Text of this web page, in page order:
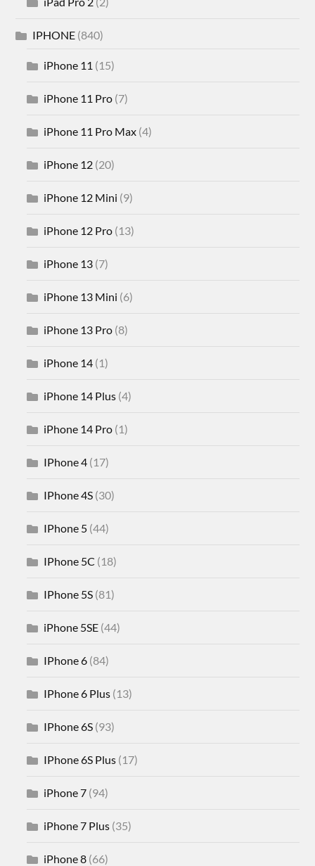
IPHONE (840)
iPhone 11 (15)
iPhone 11 Pro (7)
iPhone 11 Pro Max (4)
iPhone 12 (20)
iPhone 12 Mini (9)
iPhone 12 Pro (13)
iPhone 13 (7)
iPhone 13 Mini (6)
iPhone 13 Pro (8)
iPhone 14 (1)
iPhone 14 Plus (4)
iPhone 14 Pro (1)
IPhone 4 (17)
IPhone 4S (30)
IPhone 5 (44)
IPhone 5C (18)
IPhone 5S (81)
iPhone 5SE (44)
IPhone 6 (84)
IPhone 6 Plus (13)
IPhone 6S (93)
IPhone 6S Plus (17)
iPhone 7 (94)
iPhone 7 Plus (35)
iPhone 8 (66)